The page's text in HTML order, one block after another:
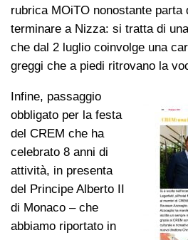
rubrica MOiTO nonostante parta
terminare a Nizza: si tratta di
che dal 2 luglio coinvolge una
greggi che a piedi ritrovano la
Infine, passaggio
obbligato per la festa
del CREM che ha
celebrato 8 anni di
attività, in presenta
del Principe Alberto II
di Monaco – che
abbiamo riportato in